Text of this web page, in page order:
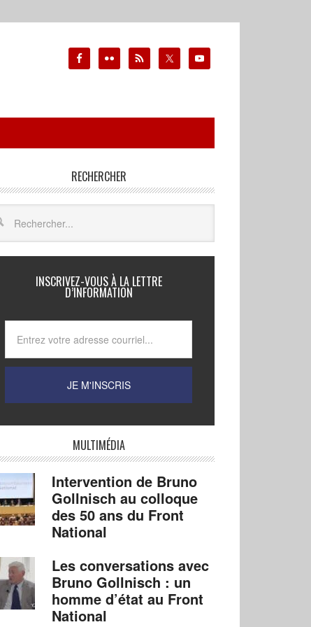
RECHERCHER
INSCRIVEZ-VOUS À LA LETTRE
D’INFORMATION
MULTIMÉDIA
Intervention de Bruno
Gollnisch au colloque
des 50 ans du Front
National
Les conversations avec
Bruno Gollnisch : un
homme d’état au Front
National